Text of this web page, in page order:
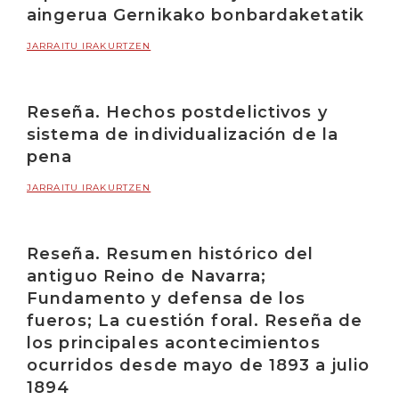
aingerua Gernikako bonbardaketatik
JARRAITU IRAKURTZEN
Reseña. Hechos postdelictivos y
sistema de individualización de la
pena
JARRAITU IRAKURTZEN
Reseña. Resumen histórico del
antiguo Reino de Navarra;
Fundamento y defensa de los
fueros; La cuestión foral. Reseña de
los principales acontecimientos
ocurridos desde mayo de 1893 a julio
1894